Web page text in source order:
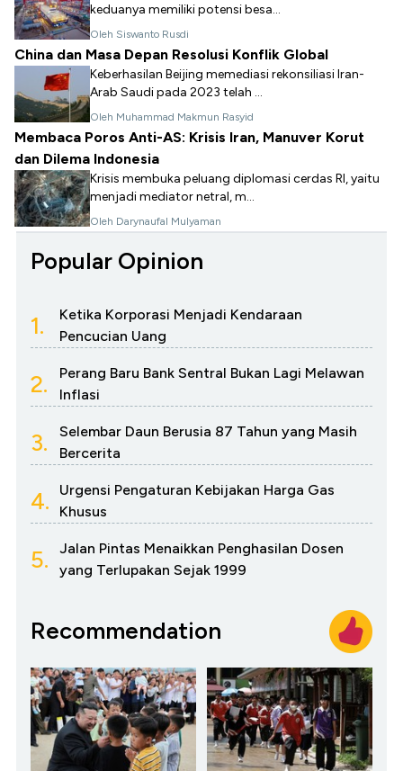
keduanya memiliki potensi besa...
Oleh Siswanto Rusdi
China dan Masa Depan Resolusi Konflik Global
Keberhasilan Beijing memediasi rekonsiliasi Iran-
Arab Saudi pada 2023 telah ...
Oleh Muhammad Makmun Rasyid
Membaca Poros Anti-AS: Krisis Iran, Manuver Korut
dan Dilema Indonesia
Krisis membuka peluang diplomasi cerdas RI, yaitu
menjadi mediator netral, m...
Oleh Darynaufal Mulyaman
Popular Opinion
1.
Ketika Korporasi Menjadi Kendaraan
Pencucian Uang
2.
Perang Baru Bank Sentral Bukan Lagi Melawan
Inflasi
3.
Selembar Daun Berusia 87 Tahun yang Masih
Bercerita
4.
Urgensi Pengaturan Kebijakan Harga Gas
Khusus
5.
Jalan Pintas Menaikkan Penghasilan Dosen
yang Terlupakan Sejak 1999
Recommendation